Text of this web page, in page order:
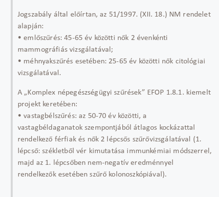
Jogszabály által előírtan, az 51/1997. (XII. 18.) NM rendelet
alapján:
• emlőszűrés: 45-65 év közötti nők 2 évenkénti
mammográfiás vizsgálatával;
• méhnyakszűrés esetében: 25-65 év közötti nők citológiai
vizsgálatával.
A „Komplex népegészségügyi szűrések” EFOP 1.8.1. kiemelt
projekt keretében:
• vastagbélszűrés: az 50-70 év közötti, a
vastagbéldaganatok szempontjából átlagos kockázattal
rendelkező férfiak és nők 2 lépcsős szűrővizsgálatával (1.
lépcső: székletből vér kimutatása immunkémiai módszerrel,
majd az 1. lépcsőben nem-negatív eredménnyel
rendelkezők esetében szűrő kolonoszkópiával).